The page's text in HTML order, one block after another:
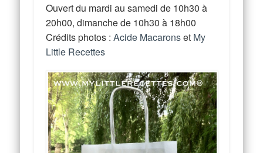
Ouvert du mardi au samedi de 10h30 à
20h00, dimanche de 10h30 à 18h00
Crédits photos :Acide Macaronset My
Little Recettes